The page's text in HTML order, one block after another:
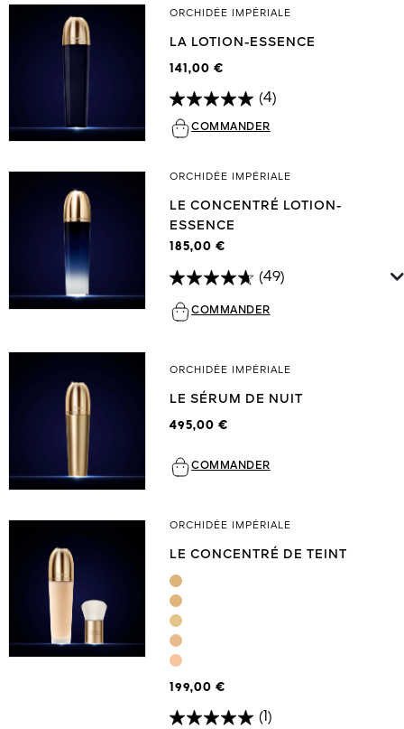
ORCHIDÉE IMPÉRIALE
LA LOTION-ESSENCE
141,00 €
(4)
COMMANDER
ORCHIDÉE IMPÉRIALE
LE CONCENTRÉ LOTION-
ESSENCE
185,00 €
(49)
COMMANDER
ORCHIDÉE IMPÉRIALE
LE SÉRUM DE NUIT
495,00 €
COMMANDER
ORCHIDÉE IMPÉRIALE
LE CONCENTRÉ DE TEINT
199,00 €
(1)